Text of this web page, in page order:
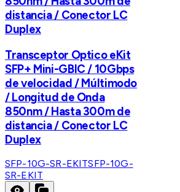
distancia / Conector LC
Duplex
Transceptor Optico eKit
SFP+ Mini-GBIC / 10Gbps
de velocidad / Múltimodo
/ Longitud de Onda
850nm / Hasta 300m de
distancia / Conector LC
Duplex
SFP-10G-SR-EKITSFP-10G-
SR-EKIT